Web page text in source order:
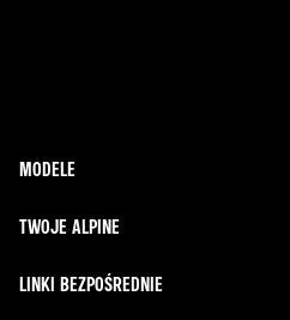
MODELE
TWOJE ALPINE
LINKI BEZPOŚREDNIE